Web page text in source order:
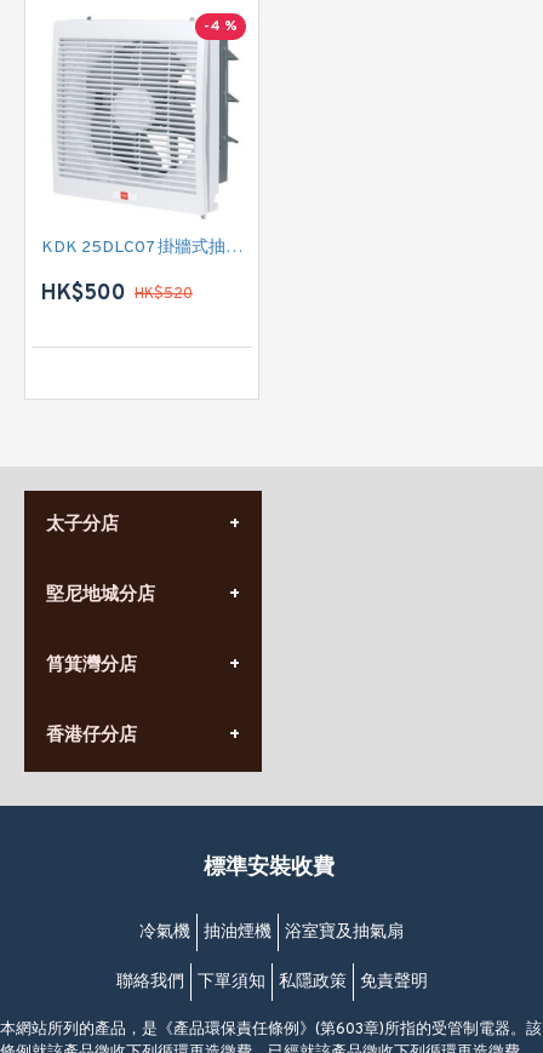
-4 %
KDK 25DLC07 掛牆式抽氣扇
HK$500 HK$520
太子分店
營業時間:
九龍太子太子道西141號
堅尼地城分店
營業時間:
香港堅尼地城卑路乍街
(堅尼地城地鐵站B出口)
筲箕灣分店
營業時間:
(10:00am-20:30pm)
香港仔分店
營業時間:
香港香港仔成都道20-28號
(黃竹坑地鐵站轉4M專線小巴)
標準安裝收費
冷氣機 抽油煙機 浴室寶及抽氣扇
聯絡我們 下單須知 私隱政策 免責聲明
本網站所列的產品，是《產品環保責任條例》(第603章)所指的受管制電器。該